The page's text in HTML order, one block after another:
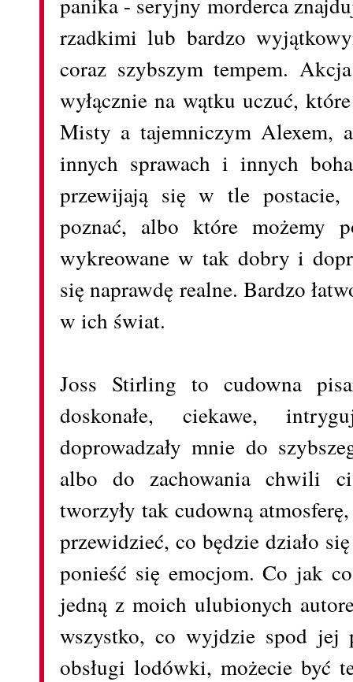
rzadkimi lub bardzo
coraz szybszym tempem.
wyłącznie na wątku uczuć,
Misty a tajemniczym Alexem,
innych sprawach i innych
przewijają się w tle
poznać, albo które możemy
wykreowane w tak dobry i
się naprawdę realne. Bardzo
w ich świat.
Joss Stirling to cudowna
doskonałe, ciekawe,
doprowadzały mnie do
albo do zachowania chwili
tworzyły tak cudowną
przewidzieć, co będzie działo
ponieść się emocjom. Co jak
jedną z moich ulubionych
wszystko, co wyjdzie spod
obsługi lodówki, możecie być